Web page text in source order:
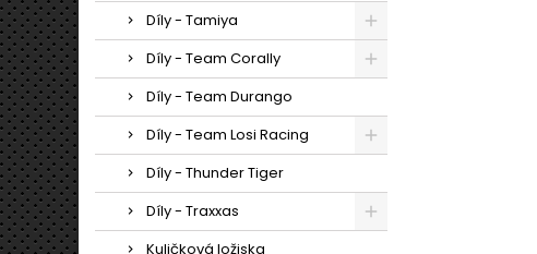
Díly - Tamiya
Díly - Team Corally
Díly - Team Durango
Díly - Team Losi Racing
Díly - Thunder Tiger
Díly - Traxxas
Kuličková ložiska